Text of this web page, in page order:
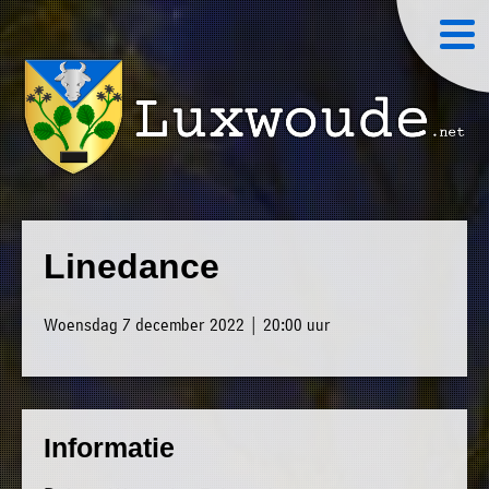
Linedance
Woensdag 7 december 2022 | 20:00 uur
Informatie
»
Nieuws
»
Agenda
Luxwoude.net
website@luxwoude.net
Plaatselijk
moment
bestaat
het